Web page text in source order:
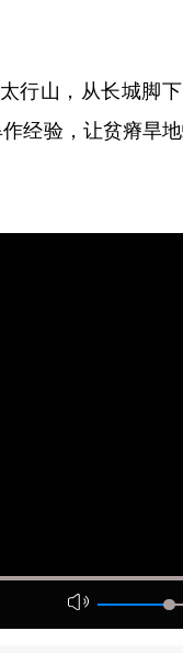
山，从长城脚
验，让贫瘠旱地